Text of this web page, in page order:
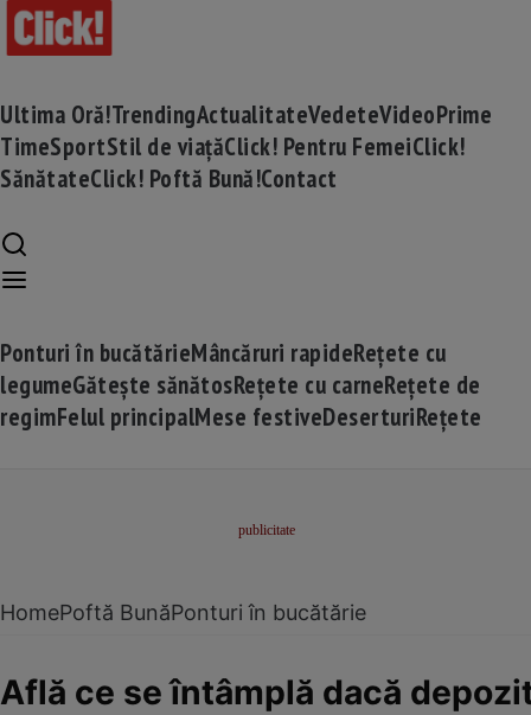
Ultima Oră!TrendingActualitateVedeteVideoPrime
TimeSportStil de viațăClick! Pentru FemeiClick!
SănătateClick! Poftă Bună!Contact
Ponturi în bucătărieMâncăruri rapideRețete cu
legumeGătește sănătosRețete cu carneRețete de
regimFelul principalMese festiveDeserturiRețete
HomePoftă BunăPonturi în bucătărie
Află ce se întâmplă dacă